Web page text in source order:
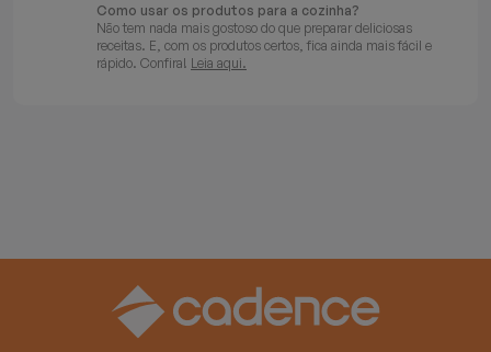
Como usar os produtos para a cozinha?
Não tem nada mais gostoso do que preparar deliciosas
receitas. E, com os produtos certos, fica ainda mais fácil e
rápido. Confira! Leia aqui.